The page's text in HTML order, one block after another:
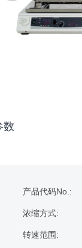
数
产品代码No.:
浓缩方式:
转速范围: